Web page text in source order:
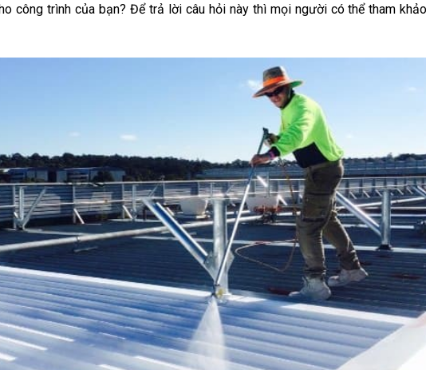
công trình của bạn? Để trả lời câu hỏi này thì mọi người có thể tham